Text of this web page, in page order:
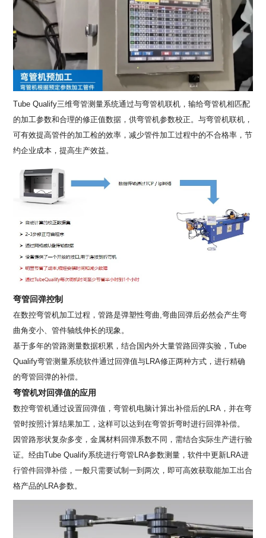
Tube Qualify三维弯管测量系统通过与弯管机联机，输给弯管机相匹配
的加工参数和合理的修正值数据，供弯管机参数校正。与弯管机联机，
可有效提高管件的加工检的效率，减少管件加工过程中的不合格率，节
约企业成本，提高生产效益。
弯管回弹控制
在数控弯管机加工过程，管路是弹塑性弯曲,弯曲回弹后必然会产生弯
曲角变小、管件轴线伸长的现象。
基于多年的管路测量数据积累，结合国内外大量管路回弹实验，Tube
Qualify弯管测量系统软件通过回弹值与LRA修正两种方式，进行精确
的弯管回弹的补偿。
弯管机对回弹值的应用
数控弯管机通过设置回弹值，弯管机电脑计算出补偿后的LRA，并在弯
管时按照计算结果加工，这样可以达到在弯管折弯时进行回弹补偿。
因管路形状复杂多变，金属材料回弹系数不同，需结合实际生产进行验
证。经由Tube Qualify系统进行弯管LRA参数测量，软件中更新LRA进
行管件回弹补偿，一般只需要试制一到两次，即可高效获取能加工出合
格产品的LRA参数。